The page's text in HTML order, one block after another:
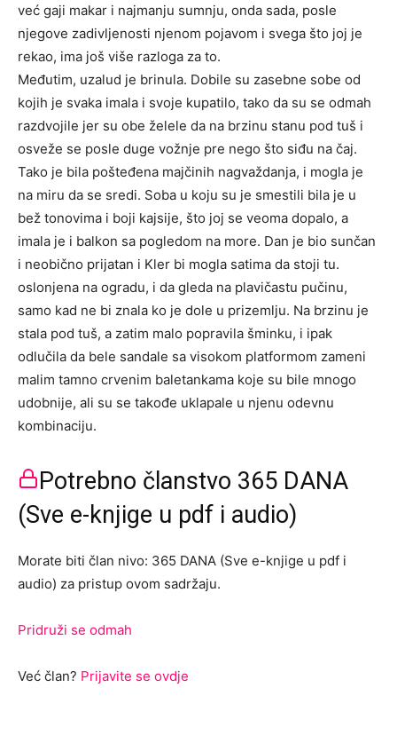
već gaji makar i najmanju sumnju, onda sada, posle
njegove zadivljenosti njenom pojavom i svega što joj je
rekao, ima još više razloga za to.
Međutim, uzalud je brinula. Dobile su zasebne sobe od
kojih je svaka imala i svoje kupatilo, tako da su se odmah
razdvojile jer su obe želele da na brzinu stanu pod tuš i
osveže se posle duge vožnje pre nego što siđu na čaj.
Tako je bila pošteđena majčinih nagvaždanja, i mogla je
na miru da se sredi. Soba u koju su je smestili bila je u
bež tonovima i boji kajsije, što joj se veoma dopalo, a
imala je i balkon sa pogledom na more. Dan je bio sunčan
i neobično prijatan i Kler bi mogla satima da stoji tu.
oslonjena na ogradu, i da gleda na plavičastu pučinu,
samo kad ne bi znala ko je dole u prizemlju. Na brzinu je
stala pod tuš, a zatim malo popravila šminku, i ipak
odlučila da bele sandale sa visokom platformom zameni
malim tamno crvenim baletankama koje su bile mnogo
udobnije, ali su se takođe uklapale u njenu odevnu
kombinaciju.
Potrebno članstvo 365 DANA
(Sve e-knjige u pdf i audio)
Morate biti član nivo: 365 DANA (Sve e-knjige u pdf i
audio) za pristup ovom sadržaju.
Pridruži se odmah
Već član? Prijavite se ovdje